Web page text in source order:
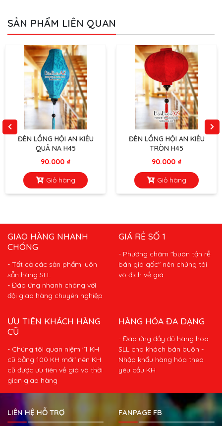
[…]
SẢN PHẨM LIÊN QUAN
ĐÈN LỒNG HỘI AN KIỂU
QUẢ NA H45
90.000 ₫
Giỏ hàng
ĐÈN LỒNG HỘI AN KIỂU
TRÒN H45
90.000 ₫
Giỏ hàng
GIAO HÀNG NHANH
CHÓNG
- Tất cả các sản phẩm luôn
sẵn hàng SLL
- Đáp ứng nhanh chóng với
đội giao hàng chuyên nghiệp
GIÁ RẺ SỐ 1
- Phương châm "buôn tận rễ
bán giá gốc" nên chúng tôi
vô địch về giá
ƯU TIÊN KHÁCH HÀNG
CŨ
- Chúng tôi quan niệm "1 KH
cũ bằng 100 KH mới" nên KH
cũ được ưu tiên về giá và thời
gian giao hàng
HÀNG HÓA ĐA DẠNG
- Đáp ứng đầy đủ hàng hóa
SLL cho khách bán buôn -
Nhập khẩu hàng hóa theo
yêu cầu KH
LIÊN HỆ HỖ TRỢ FANPAGE FB